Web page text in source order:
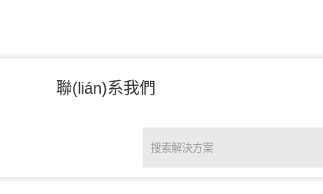
聯(lián)系我們